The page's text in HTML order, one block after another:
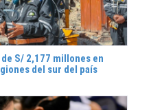
S/ 2,177 millones en
del sur del país